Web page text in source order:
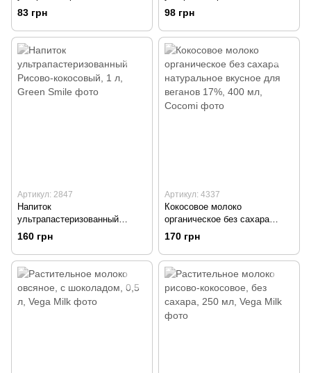
Овсяный Green Smile, 1 л
83 грн
гречневый Green Smile, 1л
98 грн
Артикул: 2847
Напиток
ультрапастеризованный
Рисово-кокосовый, 1 л, Green
160 грн
Артикул: 4337
Кокосовое молоко
органическое без сахара
натуральное вкусное для
веганов 17%, 400 мл, Cocomi
170 грн